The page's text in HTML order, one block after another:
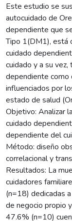
Este estudio se
autocuidado de
dependiente que
Tipo 1(DM1), está
cuidado
cuidado y a su
dependiente como
influenciados por
estado de salud
Objetivo: Analizar
cuidado
dependiente del
Método: diseño
correlacional y
Resultados: La
cuidadores
(n=18) dedicadas
de negocio propio
47.6% (n=10)